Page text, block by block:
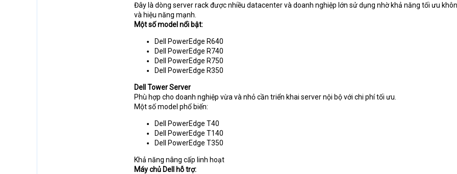
Đây là dòng server rack được nhiều datacenter và doanh nghiệp lớn sử dụng nhờ khả năng tối ưu
và hiệu năng mạnh.
Một số model nổi bật:
Dell PowerEdge R640
Dell PowerEdge R740
Dell PowerEdge R750
Dell PowerEdge R350
Dell Tower Server
Phù hợp cho doanh nghiệp vừa và nhỏ cần triển khai server nội bộ với chi phí tối ưu.
Một số model phổ biến:
Dell PowerEdge T40
Dell PowerEdge T140
Dell PowerEdge T350
Khả năng nâng cấp linh hoạt
Máy chủ Dell hỗ trợ: